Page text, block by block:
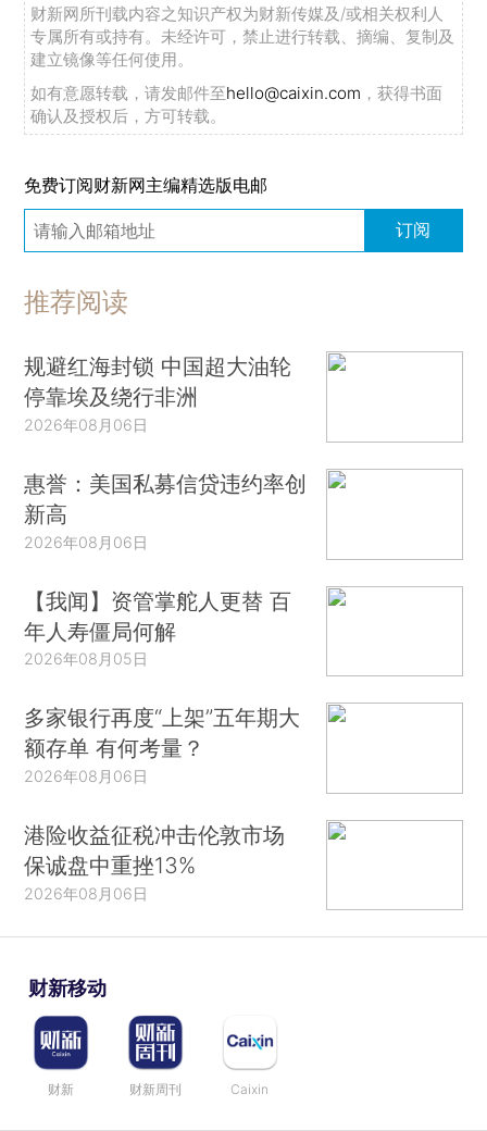
财新网所刊载内容之知识产权为财新传媒及/或相关权利人
专属所有或持有。未经许可，禁止进行转载、摘编、复制及
建立镜像等任何使用。
如有意愿转载，请发邮件至hello@caixin.com ，获得书面
确认及授权后，方可转载。
免费订阅财新网主编精选版电邮
订阅
推荐阅读
规避红海封锁 中国超大油轮
停靠埃及绕行非洲
2026年08月06日
惠誉：美国私募信贷违约率创
新高
2026年08月06日
【我闻】资管掌舵人更替 百
年人寿僵局何解
2026年08月05日
多家银行再度“上架”五年期大
额存单 有何考量？
2026年08月06日
港险收益征税冲击伦敦市场
保诚盘中重挫13%
2026年08月06日
财新移动
财新 财新周刊 Caixin